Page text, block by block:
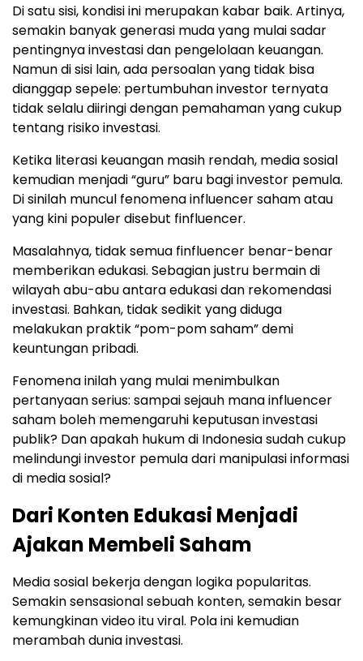
Di satu sisi, kondisi ini merupakan kabar baik. Artinya,
semakin banyak generasi muda yang mulai sadar
pentingnya investasi dan pengelolaan keuangan.
Namun di sisi lain, ada persoalan yang tidak bisa
dianggap sepele: pertumbuhan investor ternyata
tidak selalu diiringi dengan pemahaman yang cukup
tentang risiko investasi.
Ketika literasi keuangan masih rendah, media sosial
kemudian menjadi “guru” baru bagi investor pemula.
Di sinilah muncul fenomena influencer saham atau
yang kini populer disebut finfluencer.
Masalahnya, tidak semua finfluencer benar-benar
memberikan edukasi. Sebagian justru bermain di
wilayah abu-abu antara edukasi dan rekomendasi
investasi. Bahkan, tidak sedikit yang diduga
melakukan praktik “pom-pom saham” demi
keuntungan pribadi.
Fenomena inilah yang mulai menimbulkan
pertanyaan serius: sampai sejauh mana influencer
saham boleh memengaruhi keputusan investasi
publik? Dan apakah hukum di Indonesia sudah cukup
melindungi investor pemula dari manipulasi informasi
di media sosial?
Dari Konten Edukasi Menjadi
Ajakan Membeli Saham
Media sosial bekerja dengan logika popularitas.
Semakin sensasional sebuah konten, semakin besar
kemungkinan video itu viral. Pola ini kemudian
merambah dunia investasi.